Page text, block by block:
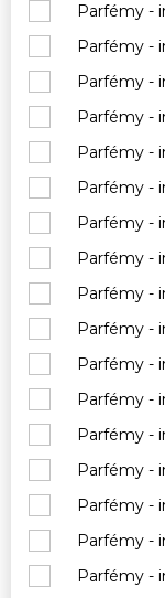
Parfémy -
Parfémy -
Parfémy -
Parfémy -
Parfémy -
Parfémy -
Parfémy -
Parfémy -
Parfémy -
Parfémy -
Parfémy -
Parfémy -
Parfémy -
Parfémy -
Parfémy -
Parfémy -
Parfémy -